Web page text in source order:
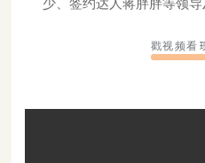
少、签约达人蒋胖胖等领导
戳视频看